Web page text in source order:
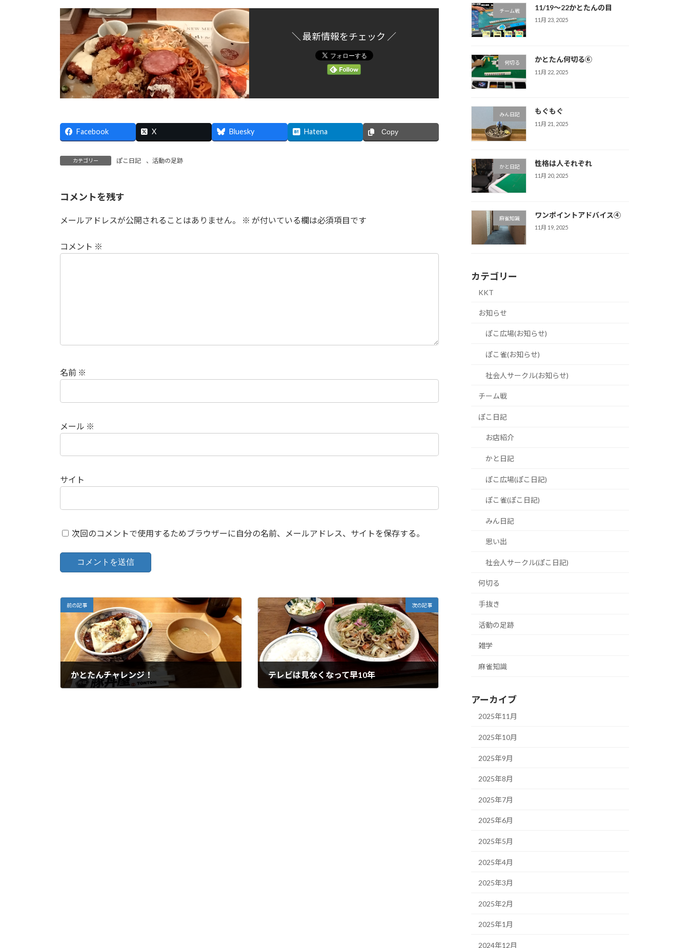
＼ 最新情報をチェック ／
Facebook X Bluesky Hatena Copy
カテゴリー ぽこ日記 、 活動の足跡
コメントを残す
メールアドレスが公開されることはありません。 ※ が付いている欄は必須項目です
コメント ※
名前 ※
メール ※
サイト
次回のコメントで使用するためブラウザーに自分の名前、メールアドレス、サイトを保存する。
前の記事
かとたんチャレンジ！
次の記事
テレビは見なくなって早10年
チーム戦 11/19〜22かとたんの目
11月 23, 2025
何切る かとたん何切る⑥
11月 22, 2025
みん日記 もぐもぐ
11月 21, 2025
かと日記 性格は人それぞれ
11月 20, 2025
麻雀知識 ワンポイントアドバイス④
11月 19, 2025
カテゴリー
KKT
お知らせ
ぽこ広場(お知らせ)
ぽこ雀(お知らせ)
社会人サークル(お知らせ)
チーム戦
ぽこ日記
お店紹介
かと日記
ぽこ広場(ぽこ日記)
ぽこ雀(ぽこ日記)
みん日記
思い出
社会人サークル(ぽこ日記)
何切る
手抜き
活動の足跡
雑学
麻雀知識
アーカイブ
2025年11月
2025年10月
2025年9月
2025年8月
2025年7月
2025年6月
2025年5月
2025年4月
2025年3月
2025年2月
2025年1月
2024年12月